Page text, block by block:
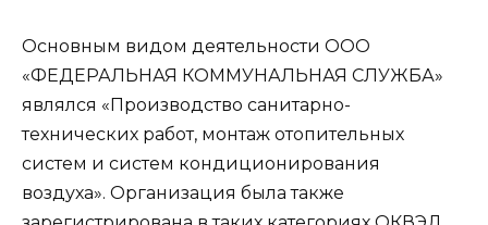
Основным видом деятельности ООО
«ФЕДЕРАЛЬНАЯ КОММУНАЛЬНАЯ СЛУЖБА»
являлся «Производство санитарно-
технических работ, монтаж отопительных
систем и систем кондиционирования
воздуха». Организация была также